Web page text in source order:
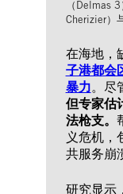
（Delmas
Cherizier）
在海地，
子港都会
暴力。尽
但专家估
法枪支。
义危机，
共服务崩
研究显示